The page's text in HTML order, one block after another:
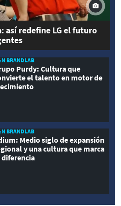
así redefine LG el futuro
BRANDLAB
Purdy: Cultura que
el talento en motor de
BRANDLAB
Medio siglo de expansión
y una cultura que marca
diferencia